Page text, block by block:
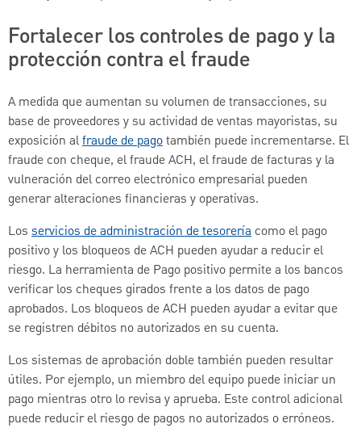
Fortalecer los controles de pago y la
protección contra el fraude
A medida que aumentan su volumen de transacciones, su
base de proveedores y su actividad de ventas mayoristas, su
exposición alfraude de pagotambién puede incrementarse. El
fraude con cheque, el fraude ACH, el fraude de facturas y la
vulneración del correo electrónico empresarial pueden
generar alteraciones financieras y operativas.
Los servicios de administración de tesorería como el pago
positivo y los bloqueos de ACH pueden ayudar a reducir el
riesgo. La herramienta de Pago positivo permite a los bancos
verificar los cheques girados frente a los datos de pago
aprobados. Los bloqueos de ACH pueden ayudar a evitar que
se registren débitos no autorizados en su cuenta.
Los sistemas de aprobación doble también pueden resultar
útiles. Por ejemplo, un miembro del equipo puede iniciar un
pago mientras otro lo revisa y aprueba. Este control adicional
puede reducir el riesgo de pagos no autorizados o erróneos.